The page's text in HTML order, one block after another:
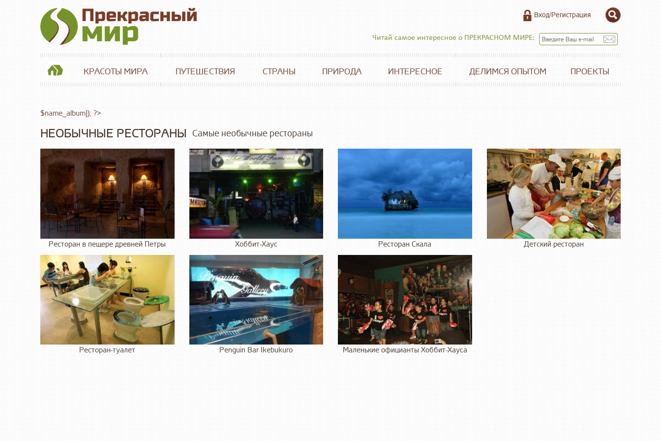
Вход/Регистрация
Читай самое интересное о ПРЕКРАСНОМ МИРЕ:
КРАСОТЫ МИРА ПУТЕШЕСТВИЯ СТРАНЫ ПРИРОДА ИНТЕРЕСНОЕ ДЕЛИМСЯ ОПЫТОМ ПРОЕКТЫ
$name_album]); ?>
НЕОБЫЧНЫЕ РЕСТОРАНЫ Самые необычные рестораны
Ресторан в пещере древней Петры Хоббит-Хаус Ресторан Скала Детский ресторан
Ресторан-туалет Penguin Bar Ikebukuro Маленькие официанты Хоббит-Хауса